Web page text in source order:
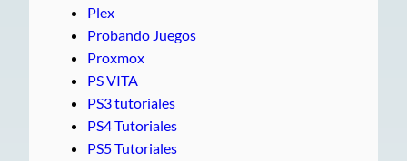
Plex
Probando Juegos
Proxmox
PS VITA
PS3 tutoriales
PS4 Tutoriales
PS5 Tutoriales